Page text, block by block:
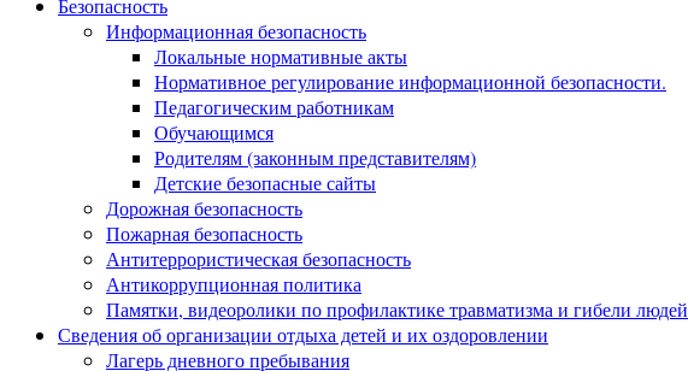
Безопасность
Информационная безопасность
Локальные нормативные акты
Нормативное регулирование информационной безопасности.
Педагогическим работникам
Обучающимся
Родителям (законным представителям)
Детские безопасные сайты
Дорожная безопасность
Пожарная безопасность
Антитеррористическая безопасность
Антикоррупционная политика
Памятки, видеоролики по профилактике травматизма и гибели людей
Сведения об организации отдыха детей и их оздоровлении
Лагерь дневного пребывания